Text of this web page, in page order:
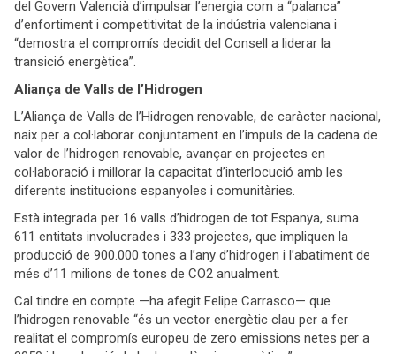
del Govern Valencià d’impulsar l’energia com a “palanca”
d’enfortiment i competitivitat de la indústria valenciana i
“demostra el compromís decidit del Consell a liderar la
transició energètica”.
Aliança de Valls de l’Hidrogen
L’Aliança de Valls de l’Hidrogen renovable, de caràcter nacional,
naix per a col·laborar conjuntament en l’impuls de la cadena de
valor de l’hidrogen renovable, avançar en projectes en
col·laboració i millorar la capacitat d’interlocució amb les
diferents institucions espanyoles i comunitàries.
Està integrada per 16 valls d’hidrogen de tot Espanya, suma
611 entitats involucrades i 333 projectes, que impliquen la
producció de 900.000 tones a l’any d’hidrogen i l’abatiment de
més d’11 milions de tones de CO2 anualment.
Cal tindre en compte —ha afegit Felipe Carrasco— que
l’hidrogen renovable “és un vector energètic clau per a fer
realitat el compromís europeu de zero emissions netes per a